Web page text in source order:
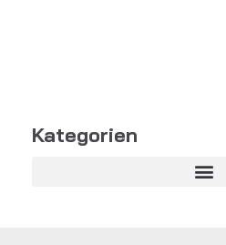
Kategorien